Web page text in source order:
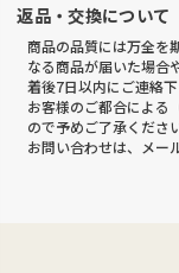
返品・交換について
商品の品質には万全を
なる商品が届いた場合
着後7日以内にご連絡
お客様のご都合による
ので予めご了承ください
お問い合わせは、メー